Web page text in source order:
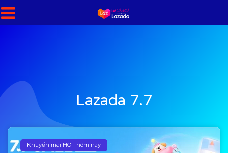
Lazada 7.7
Khuyến mãi HOT hôm nay